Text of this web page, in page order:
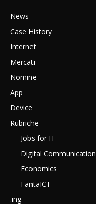
News
Case History
Internet
Mercati
Nomine
App
Device
Rubriche
Jobs for IT
Digital Communication
Economics
FantaICT
.ing